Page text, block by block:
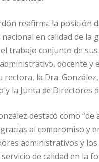
reafirma la posición
en calidad de la
trabajo conjunto de
docente y
rectora, la Dra.
y la Junta de Directores
destacó como
al compromiso y
administrativos y
de calidad en la